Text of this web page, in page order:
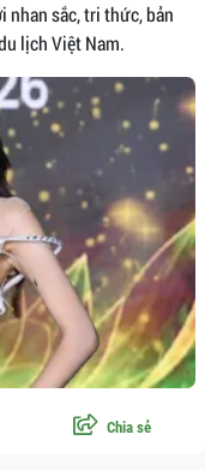
nhan sắc, tri thức, bản
lịch Việt Nam.
Chia sẻ